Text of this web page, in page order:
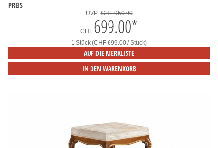
PREIS
UVP:CHF 950.00
CHF 699.00*
1 Stück (CHF 699.00 / Stück)
AUF DIE MERKLISTE
IN DEN WARENKORB